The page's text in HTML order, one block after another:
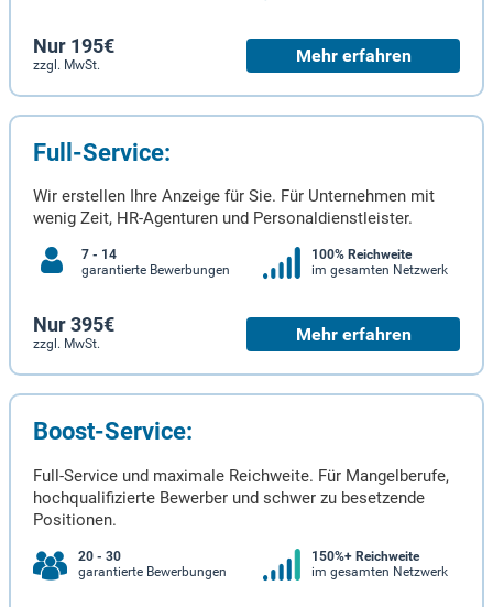
Nur 195€
zzgl. MwSt. Mehr erfahren
Full-Service:
Wir erstellen Ihre Anzeige für Sie. Für Unternehmen mit
wenig Zeit, HR-Agenturen und Personaldienstleister.
7 - 14
garantierte Bewerbungen
100% Reichweite
im gesamten Netzwerk
Nur 395€
zzgl. MwSt. Mehr erfahren
Boost-Service:
Full-Service und maximale Reichweite. Für Mangelberufe,
hochqualifizierte Bewerber und schwer zu besetzende
Positionen.
20 - 30
garantierte Bewerbungen
150%+ Reichweite
im gesamten Netzwerk